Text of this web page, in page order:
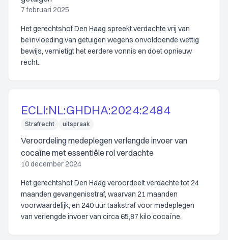
7 februari 2025
Het gerechtshof Den Haag spreekt verdachte vrij van
beïnvloeding van getuigen wegens onvoldoende wettig
bewijs, vernietigt het eerdere vonnis en doet opnieuw
recht.
ECLI:NL:GHDHA:2024:2484
Strafrecht uitspraak
Veroordeling medeplegen verlengde invoer van
cocaïne met essentiële rol verdachte
10 december 2024
Het gerechtshof Den Haag veroordeelt verdachte tot 24
maanden gevangenisstraf, waarvan 21 maanden
voorwaardelijk, en 240 uur taakstraf voor medeplegen
van verlengde invoer van circa 65,87 kilo cocaïne.